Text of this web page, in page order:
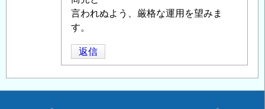
返
者
資
格
試
験
格
言われぬよう、厳格な運用を望みま
す。
返信